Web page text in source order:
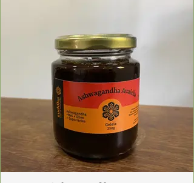
vitamina C, este suplemento ayurvédico
ajuda extensivamente na prevenção de
uma variedade de condições de saúde
através de seus efeitos
imunomoduladores e propriedades
rejuvenescedoras.
Seja para estimular o sistema
imunológico, ajudar na digestão, melhorar
o funcionamento cardíaco ou melhorar a
memória e a função cerebral, a
formulação mágica faz tudo.